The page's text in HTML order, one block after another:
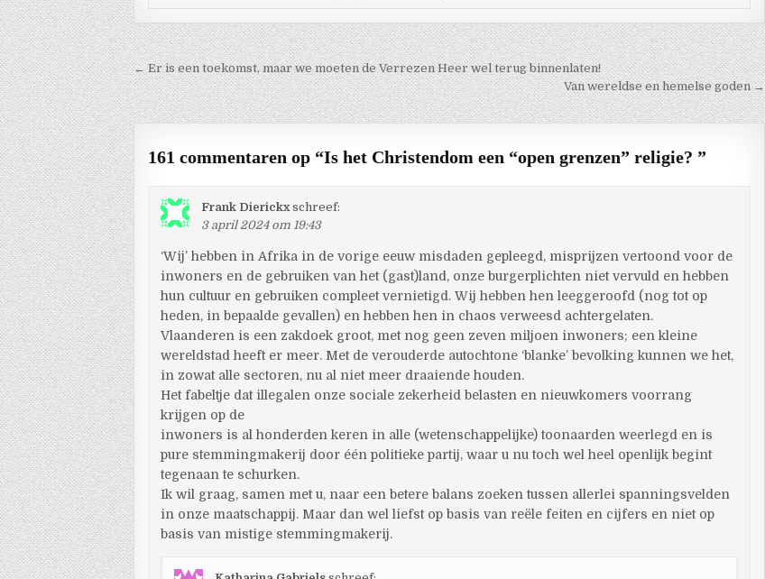
Berichtnavigatie
← Er is een toekomst, maar we moeten de Verrezen Heer wel terug binnenlaten!
Van wereldse en hemelse goden →
161 commentaren op “Is het Christendom een “open grenzen” religie?”
Frank Dierickx schreef:
3 april 2024 om 19:43
‘Wij’ hebben in Afrika in de vorige eeuw misdaden gepleegd, misprijzen vertoond voor de
inwoners en de gebruiken van het (gast)land, onze burgerplichten niet vervuld en hebben
hun cultuur en gebruiken compleet vernietigd. Wij hebben hen leeggeroofd (nog tot op
heden, in bepaalde gevallen) en hebben hen in chaos verweesd achtergelaten.
Vlaanderen is een zakdoek groot, met nog geen zeven miljoen inwoners; een kleine
wereldstad heeft er meer. Met de verouderde autochtone ‘blanke’ bevolking kunnen we het,
in zowat alle sectoren, nu al niet meer draaiende houden.
Het fabeltje dat illegalen onze sociale zekerheid belasten en nieuwkomers voorrang
krijgen op de
inwoners is al honderden keren in alle (wetenschappelijke) toonaarden weerlegd en is
pure stemmingmakerij door één politieke partij, waar u nu toch wel heel openlijk begint
tegenaan te schurken.
Ik wil graag, samen met u, naar een betere balans zoeken tussen allerlei spanningsvelden
in onze maatschappij. Maar dan wel liefst op basis van reële feiten en cijfers en niet op
basis van mistige stemmingmakerij.